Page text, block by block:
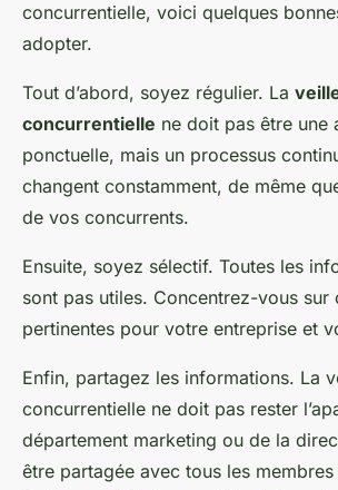
concurrentielle, voici quelques
adopter.
Tout d’abord, soyez régulier. La
concurrentielle ne doit pas être une
ponctuelle, mais un processus
changent constamment, de même
de vos concurrents.
Ensuite, soyez sélectif. Toutes les
sont pas utiles. Concentrez-vous sur
pertinentes pour votre entreprise et
Enfin, partagez les informations. La
concurrentielle ne doit pas rester
département marketing ou de la
être partagée avec tous les membres